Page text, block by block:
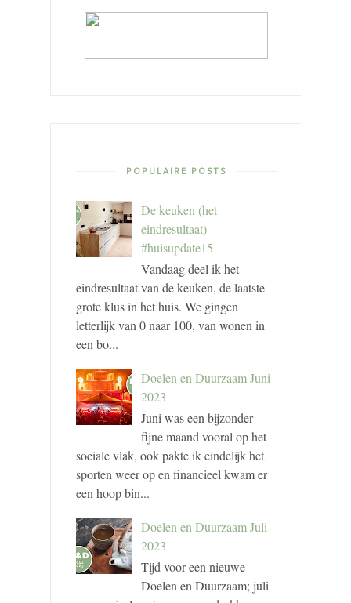
POPULAIRE POSTS
De keuken (het
eindresultaat)
#huisupdate15
Vandaag deel ik het
eindresultaat van de keuken, de laatste
grote klus in het huis. We gingen
letterlijk van 0 naar 100, van wonen in
een bo...
Doelen en Duurzaam Juni
2023
Juni was een bijzonder
fijne maand vooral op het
sociale vlak, ook pakte ik eindelijk het
sporten weer op en financieel kwam er
een hoop bin...
Doelen en Duurzaam Juli
2023
Tijd voor een nieuwe
Doelen en Duurzaam; juli